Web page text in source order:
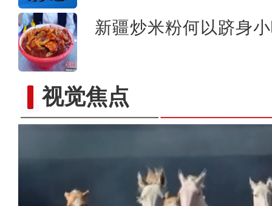
新疆炒米粉何以跻身小
视觉焦点【与你为邻】克里木：让地